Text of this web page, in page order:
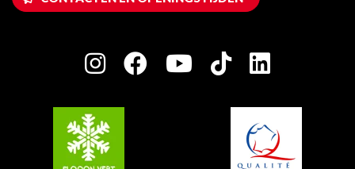
Huis van de eigenaar
Charter van toegewijde spelers
Plagne Villages
Plagne Aime 2000